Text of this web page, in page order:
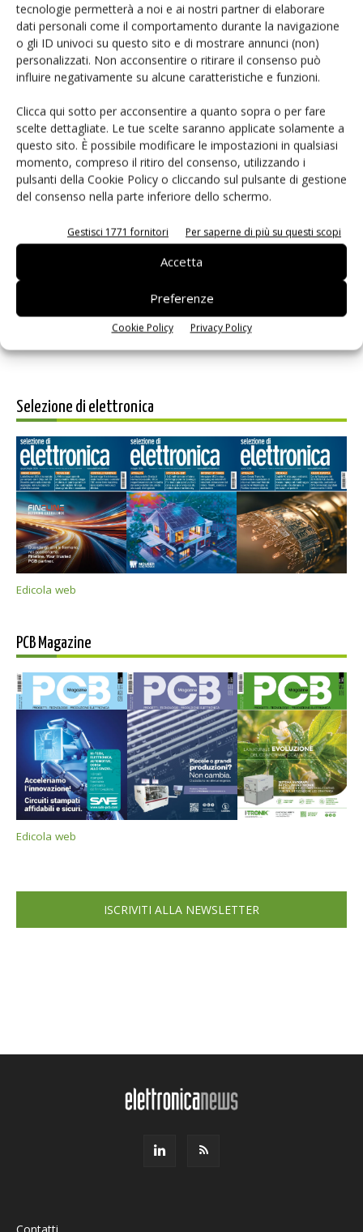
tecnologie permetterà a noi e ai nostri partner di elaborare
dati personali come il comportamento durante la navigazione
o gli ID univoci su questo sito e di mostrare annunci (non)
personalizzati. Non acconsentire o ritirare il consenso può
influire negativamente su alcune caratteristiche e funzioni.
Clicca qui sotto per acconsentire a quanto sopra o per fare
scelte dettagliate. Le tue scelte saranno applicate solamente a
questo sito. È possibile modificare le impostazioni in qualsiasi
momento, compreso il ritiro del consenso, utilizzando i
pulsanti della Cookie Policy o cliccando sul pulsante di gestione
del consenso nella parte inferiore dello schermo.
Gestisci 1771 fornitori Per saperne di più su questi scopi
Accetta
Preferenze
Cookie Policy Privacy Policy
Salva il mio nome, email e sito web in questo browser per i
Selezione di elettronica
Edicola web
PCB Magazine
Edicola web
ISCRIVITI ALLA NEWSLETTER